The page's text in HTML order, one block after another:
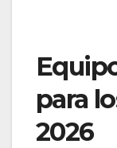
para
2026